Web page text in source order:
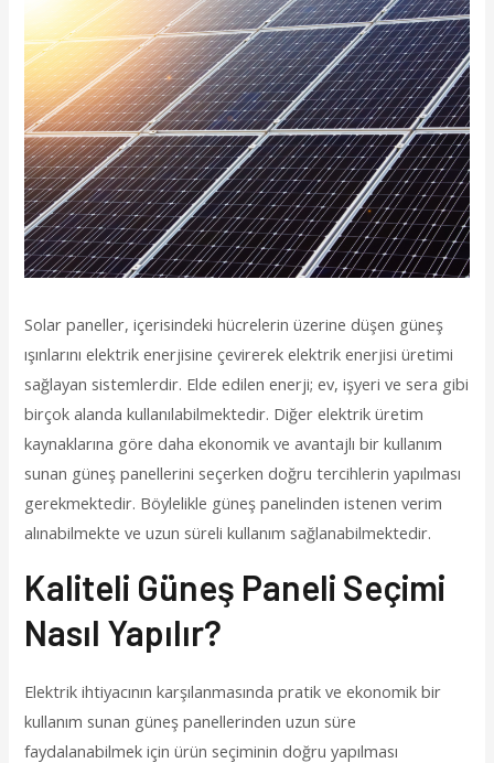
Solar paneller, içerisindeki hücrelerin üzerine düşen güneş
ışınlarını elektrik enerjisine çevirerek elektrik enerjisi üretimi
sağlayan sistemlerdir. Elde edilen enerji; ev, işyeri ve sera gibi
birçok alanda kullanılabilmektedir. Diğer elektrik üretim
kaynaklarına göre daha ekonomik ve avantajlı bir kullanım
sunan güneş panellerini seçerken doğru tercihlerin yapılması
gerekmektedir. Böylelikle güneş panelinden istenen verim
alınabilmekte ve uzun süreli kullanım sağlanabilmektedir.
Kaliteli Güneş Paneli Seçimi
Nasıl Yapılır?
Elektrik ihtiyacının karşılanmasında pratik ve ekonomik bir
kullanım sunan güneş panellerinden uzun süre
faydalanabilmek için ürün seçiminin doğru yapılması